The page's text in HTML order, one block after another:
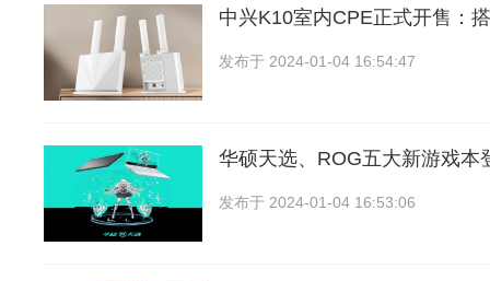
中兴K10室内CPE正式开售：
发布于 2024-01-04 16:54:47
华硕天选、ROG五大新游戏本
发布于 2024-01-04 16:53:06